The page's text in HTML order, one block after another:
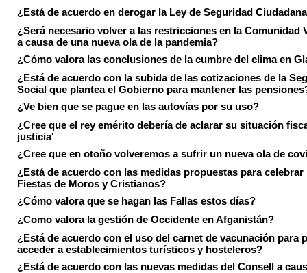
¿Está de acuerdo en derogar la Ley de Seguridad
¿Será necesario volver a las restricciones en la Comunidad
a causa de una nueva ola de la pandemia?
¿Cómo valora las conclusiones de la cumbre del clima en
¿Está de acuerdo con la subida de las cotizaciones de la
Social que plantea el Gobierno para mantener las
¿Ve bien que se pague en las autovías por su uso?
¿Cree que el rey emérito debería de aclarar su situación
justicia'
¿Cree que en otoño volveremos a sufrir un nueva ola de
¿Está de acuerdo con las medidas propuestas para celebrar
Fiestas de Moros y Cristianos?
¿Cómo valora que se hagan las Fallas estos días?
¿Como valora la gestión de Occidente en Afganistán?
¿Está de acuerdo con el uso del carnet de vacunación para
acceder a establecimientos turísticos y hosteleros?
¿Está de acuerdo con las nuevas medidas del Consell a